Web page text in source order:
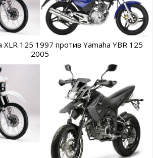
125 1997 против Yamaha YBR 125
2005